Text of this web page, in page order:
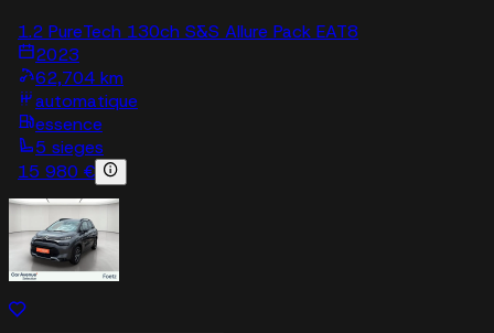
1.2 PureTech 130ch S&S Allure Pack EAT8
2023
62,704 km
automatique
essence
5 sieges
15 980 €